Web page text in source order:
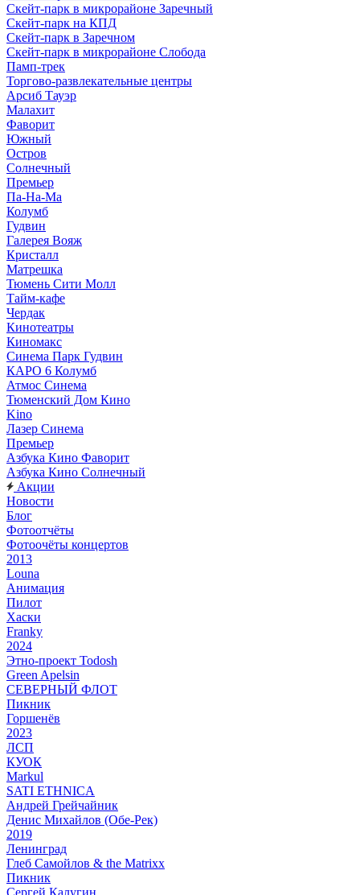
Скейт-парк в микрорайоне Заречный
Скейт-парк на КПД
Скейт-парк в Заречном
Скейт-парк в микрорайоне Слобода
Памп-трек
Торгово-развлекательные центры
Арсиб Тауэр
Малахит
Фаворит
Южный
Остров
Солнечный
Премьер
Па-На-Ма
Колумб
Гудвин
Галерея Вояж
Кристалл
Матрешка
Тюмень Сити Молл
Тайм-кафе
Чердак
Кинотеатры
Киномакс
Синема Парк Гудвин
КАРО 6 Колумб
Атмос Синема
Тюменский Дом Кино
Kino
Лазер Синема
Премьер
Азбука Кино Фаворит
Азбука Кино Солнечный
Акции
Новости
Блог
Фотоотчёты
Фотоочёты концертов
2013
Louna
Анимация
Пилот
Хаски
Franky
2024
Этно-проект Todosh
Green Apelsin
СЕВЕРНЫЙ ФЛОТ
Пикник
Горшенёв
2023
ЛСП
КУОК
Markul
SATI ETHNICA
Андрей Грейчайник
Денис Михайлов (Обе-Рек)
2019
Ленинград
Глеб Самойлов & the Matrixx
Пикник
Сергей Калугин